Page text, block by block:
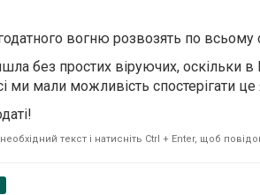
вогню розвозять по всьому
без простих віруючих, оскільки в
ми мали можливість спостерігати
текст і натисніть Ctrl + Enter, щоб